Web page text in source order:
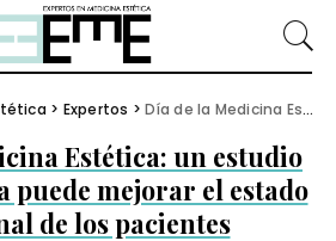
> Expertos >Día de la Medicina Estética: un estudio revela que esta puede mejorar el estado emocional de los pacientes
Estética: un estudio
puede mejorar el estado
de los pacientes